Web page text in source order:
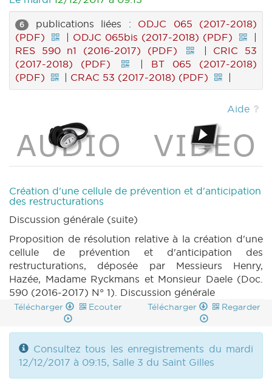
6 publications liées : ODJC 065 (2017-2018)
(PDF)
| ODJC 065bis (2017-2018) (PDF)
|
RES 590 n1 (2016-2017) (PDF)
| CRIC 53
(2017-2018) (PDF)
| BT 065 (2017-2018)
(PDF)
| CRAC 53 (2017-2018) (PDF) |
Aide
Création d'une cellule de prévention et d'anticipation
des restructurations
Discussion générale (suite)
Proposition de résolution relative à la création d'une
cellule de prévention et d'anticipation des
restructurations, déposée par Messieurs Henry,
Hazée, Madame Ryckmans et Monsieur Daele (Doc.
590 (2016-2017) N° 1). Discussion générale
Télécharger Ecouter Télécharger Regarder
Consultez tous les enregistrements du mardi
12/12/2017 à 09:15, Salle 3 du Saint Gilles